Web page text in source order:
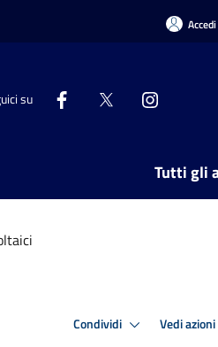
su
Tutti gli
Condividi Vedi azioni